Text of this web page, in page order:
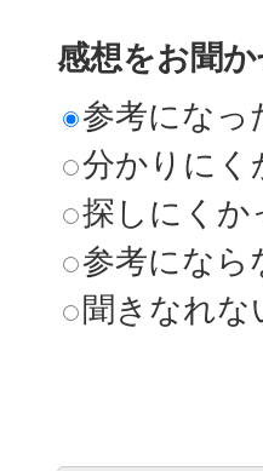
感想をお聞
参考になっ
分かりにく
探しにくか
参考になら
聞きなれな